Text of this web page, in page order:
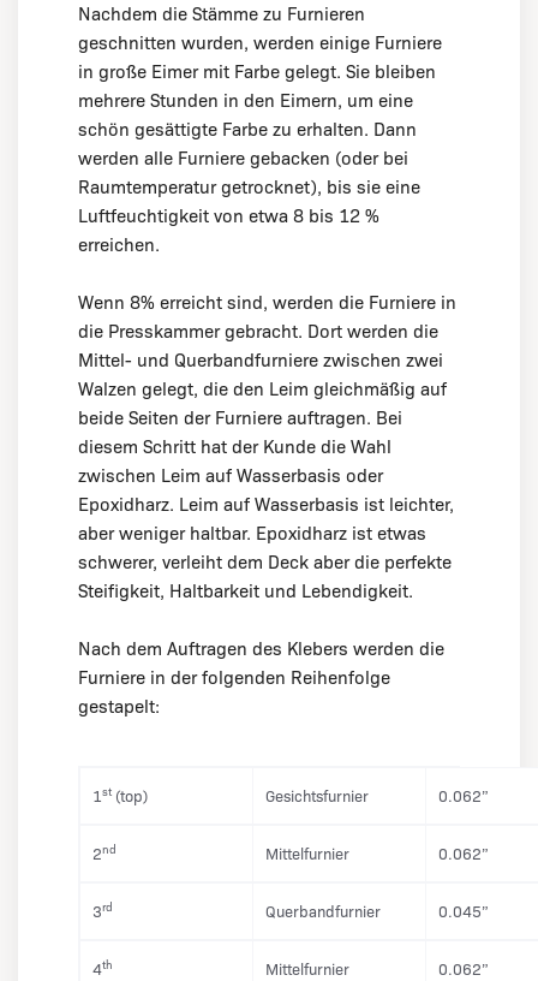
Nachdem die Stämme zu Furnieren
geschnitten wurden, werden einige Furniere
in große Eimer mit Farbe gelegt. Sie bleiben
mehrere Stunden in den Eimern, um eine
schön gesättigte Farbe zu erhalten. Dann
werden alle Furniere gebacken (oder bei
Raumtemperatur getrocknet), bis sie eine
Luftfeuchtigkeit von etwa 8 bis 12 %
erreichen.
Wenn 8% erreicht sind, werden die Furniere in
die Presskammer gebracht. Dort werden die
Mittel- und Querbandfurniere zwischen zwei
Walzen gelegt, die den Leim gleichmäßig auf
beide Seiten der Furniere auftragen. Bei
diesem Schritt hat der Kunde die Wahl
zwischen Leim auf Wasserbasis oder
Epoxidharz. Leim auf Wasserbasis ist leichter,
aber weniger haltbar. Epoxidharz ist etwas
schwerer, verleiht dem Deck aber die perfekte
Steifigkeit, Haltbarkeit und Lebendigkeit.
Nach dem Auftragen des Klebers werden die
Furniere in der folgenden Reihenfolge
gestapelt:
1 st (top) Gesichtsfurnier 0.062”
2nd Mittelfurnier 0.062”
3rd Querbandfurnier 0.045”
4th Mittelfurnier 0.062”